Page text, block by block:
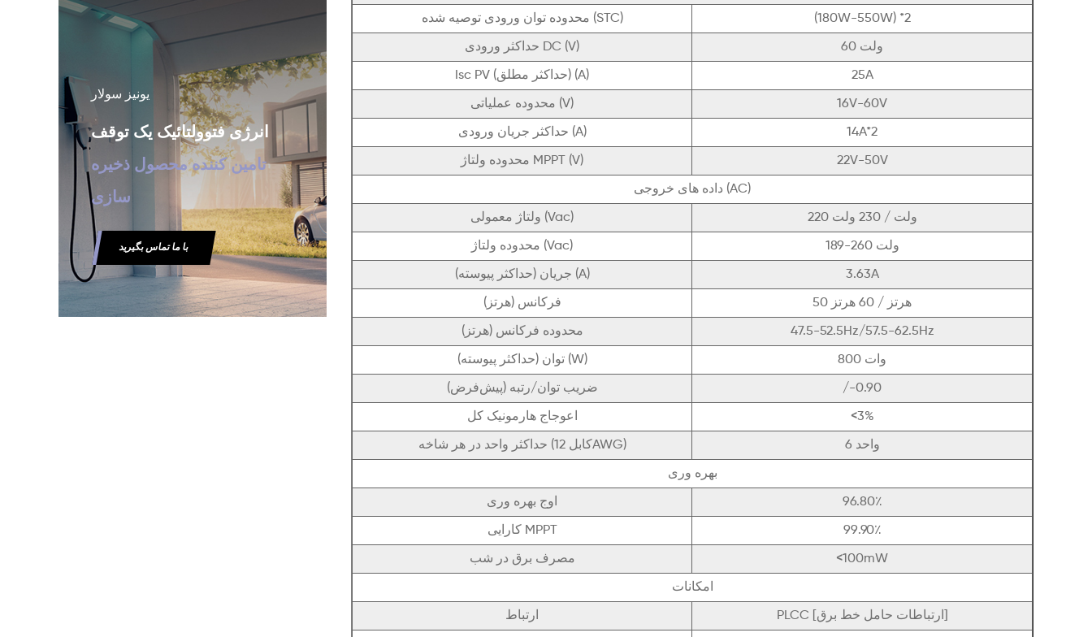
یونیز سولار
انرژی فتوولتائیک یک توقف
تامین کننده محصول ذخیره
سازی
با ما تماس بگیرید
محدوده توان ورودی توصیه شده (STC) (180W-550W) *2
حداکثر ورودی DC (V) 60 ولت
Isc PV (حداکثر مطلق) (A) 25A
محدوده عملیاتی (V) 16V-60V
حداکثر جریان ورودی (A) 14A*2
محدوده ولتاژ MPPT (V) 22V-50V
داده های خروجی (AC)
ولتاژ معمولی (Vac) 220 ولت / 230 ولت
محدوده ولتاژ (Vac) 189-260 ولت
جریان (حداکثر پیوسته) (A) 3.63A
فرکانس (هرتز) 50 هرتز / 60 هرتز
محدوده فرکانس (هرتز) 47.5-52.5Hz/57.5-62.5Hz
توان (حداکثر پیوسته) (W) 800 وات
ضریب توان/رتبه (پیش‌فرض) /-0.90
اعوجاج هارمونیک کل <3%
حداکثر واحد در هر شاخه (کابل 12AWG) 6 واحد
بهره وری
اوج بهره وری 96.80٪
کارایی MPPT 99.90٪
مصرف برق در شب <100mW
امکانات
ارتباط